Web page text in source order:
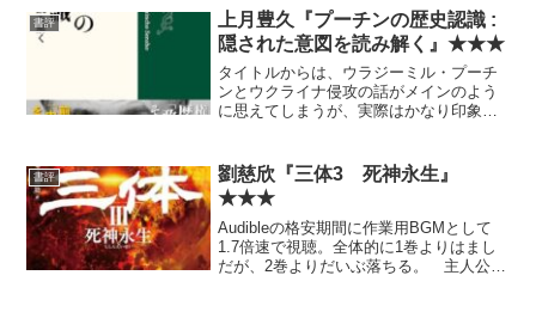
書評
上月豊久『プーチンの歴史認識 :
隠された意図を読み解く』★★★
タイトルからは、ウラジーミル・プーチ
ンとウクライナ侵攻の話がメインのよう
に思えてしまうが、実際はかなり印象が
いうタイトルでもいいぐらいだと思う。
最初からそのつもりで読む...
書評
劉慈欣『三体3 死神永生』
★★★
Audibleの格安期間に作業用BGMとして
1.7倍速で視聴。全体的に1巻よりはまし
だが、2巻よりだいぶ落ちる。 主人公が